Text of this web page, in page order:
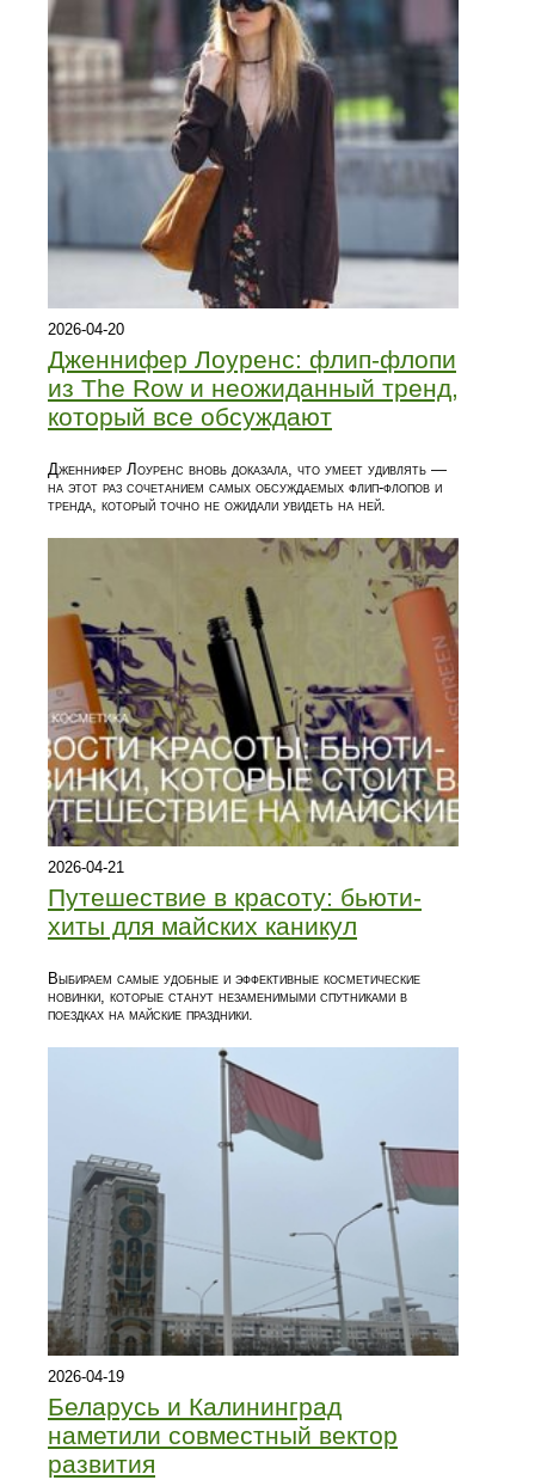
2026-04-20
Дженнифер Лоуренс: флип-флопи
из The Row и неожиданный тренд,
который все обсуждают
Дженнифер Лоуренс вновь доказала, что умеет удивлять —
на этот раз сочетанием самых обсуждаемых флип-флопов и
тренда, который точно не ожидали увидеть на ней.
2026-04-21
Путешествие в красоту: бьюти-
хиты для майских каникул
Выбираем самые удобные и эффективные косметические
новинки, которые станут незаменимыми спутниками в
поездках на майские праздники.
2026-04-19
Беларусь и Калининград
наметили совместный вектор
развития